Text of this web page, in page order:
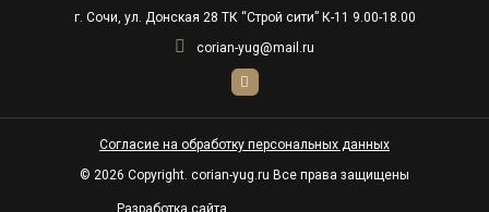
г. Сочи, ул. Донская 28 ТК “Строй сити” К-11 9.00-18.00
corian-yug@mail.ru
Согласие на обработку персональных данных
© 2026 Copyright. corian-yug.ru Все права защищены
Разработка сайта